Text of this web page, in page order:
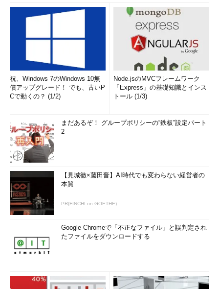
祝、Windows 7のWindows 10無
償アップグレード！ でも、古いP
Cで動くの？ (1/2)
Node.jsのMVCフレームワーク
「Express」の基礎知識とインス
トール (1/3)
まだあるぞ！ グループポリシーの“鉄板”設定パート
2
【見城徹×藤田晋】AI時代でも変わらない経営者の
本質
PR(FINCHI on GOETHE)
Google Chromeで「不正なファイル」と誤判定され
たファイルをダウンロードする